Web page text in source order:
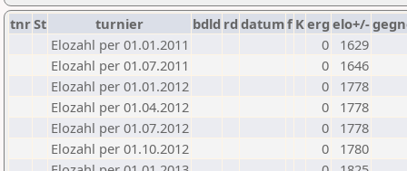
tnrSt turnier bdld rd datumf Kerg elo+/-
Elozahl per 01.01.2011
0
1629
Elozahl per 01.07.2011
0
1646
Elozahl per 01.01.2012
0
1778
Elozahl per 01.04.2012
0
1778
Elozahl per 01.07.2012
0
1778
Elozahl per 01.10.2012
0
1780